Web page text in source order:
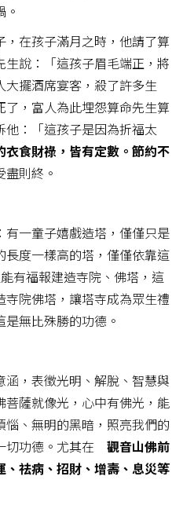
在孩子滿月之時，他請了算
說：「這孩子眉毛端正，將
擺酒席宴客，殺了許多生
，富人為此埋怨算命先生算
：「這孩子是因為折福太
衣食財祿，皆有定數。節約不
則終。​
有一童子嬉戲造塔，僅僅只是
度一樣高的塔，僅僅依靠這
有福報建造寺院、佛塔，這
院佛塔，讓塔寺成為眾生禮
無比殊勝的功德。
涵，表徵光明、解脫、智慧與
薩就像光，心中有佛光，能
、無明的黑暗，照亮我們的
切功德。尤其在 觀音山佛前
祛病、招財、增壽、息災等